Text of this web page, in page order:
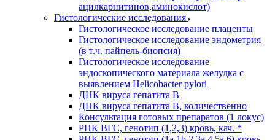
ацилкарнитинов,аминокислот)
Гистологические исследования
Гистологическое исследование плаценты
Гистологическое исследование эндометрия
(в т.ч. пайпель-биопсия)
Гистологическое исследование
эндоскопического материала желудка с
выявлением Helicobacter pylori
ДНК вируса гепатита B
ДНК вируса гепатита B, количественно
Консультация готовых препаратов (1 локус)
РНК ВГC, генотип (1,2,3) кровь, кач. *